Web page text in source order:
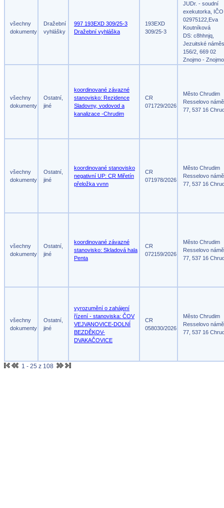
všechny
dokumenty
Dražební
vyhlášky
997 193EXD 309/25-3
Dražební vyhláška
193EXD
309/25-3
JUDr. - soudní
exekutorka,
02975122,Eva
Koutníková
DS: c8hhnjq,
Jezuitské
156/2, 669 02
Znojmo - Znojmo
všechny
dokumenty
Ostatní,
jiné
koordinované závazné
stanovisko: Rezidence
Sladovny, vodovod a
kanalizace -Chrudim
CR
071729/2026
Město Chrudim
Resselovo
77, 537 16
všechny
dokumenty
Ostatní,
jiné
koordinované stanovisko
negativní UP: CR Miřetín
přeložka vvnn
CR
071978/2026
Město Chrudim
Resselovo
77, 537 16
všechny
dokumenty
Ostatní,
jiné
koordinované závazné
stanovisko: Skladová hala
Penta
CR
072159/2026
Město Chrudim
Resselovo
77, 537 16
všechny
dokumenty
Ostatní,
jiné
vyrozumění o zahájení
řízení - stanoviska: ČOV
VEJVANOVICE-DOLNÍ
BEZDĚKOV-
DVAKAČOVICE
CR
058030/2026
Město Chrudim
Resselovo
77, 537 16
1 - 25 z 108